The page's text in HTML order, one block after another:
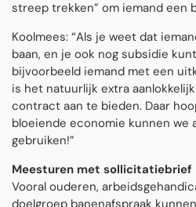
streep trekken” om iemand een
Koolmees: “Als je weet dat
baan, en je ook nog subsidie
bijvoorbeeld iemand met een
is het natuurlijk extra
contract aan te bieden. Daar
bloeiende economie kunnen we
gebruiken!”
Meesturen met sollicitatiebrief
Vooral ouderen,
doelgroep banenafspraak